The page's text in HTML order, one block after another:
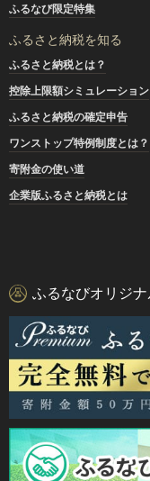
ふるなび限定特集
ふるさと納税を知る
ふるさと納税とは？
控除上限額シミュレーション
ふるさと納税の確定申告
ワンストップ特例制度とは？
寄附金の使い道
企業版ふるさと納税とは
ふるなびオリジ